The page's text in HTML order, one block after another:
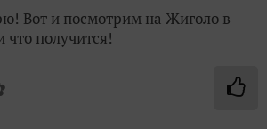
Вот и посмотрим на Жиголо в
что получится!